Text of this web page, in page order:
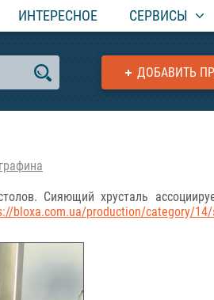
ИНТЕРЕСНОЕ СЕРВИСЫ
ДОБАВИТЬ
Сияющий хрусталь
bloxa.com.ua/production/category/